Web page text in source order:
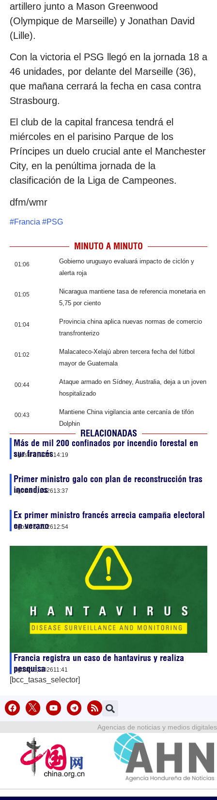
artillero junto a Mason Greenwood
(Olympique de Marseille) y Jonathan David
(Lille).
Con la victoria el PSG llegó en la jornada 18 a
46 unidades, por delante del Marseille (36),
que mañana cerrará la fecha en casa contra
Strasbourg.
El club de la capital francesa tendrá el
miércoles en el parisino Parque de los
Príncipes un duelo crucial ante el Manchester
City, en la penúltima jornada de la
clasificación de la Liga de Campeones.
dfm/wmr
#Francia #PSG
MINUTO A MINUTO
01:06
Gobierno uruguayo evaluará impacto de ciclón y
alerta roja
01:05
Nicaragua mantiene tasa de referencia monetaria en
5,75 por ciento
01:04
Provincia china aplica nuevas normas de comercio
transfronterizo
01:02
Malacateco-Xelajú abren tercera fecha del fútbol
mayor de Guatemala
00:44
Ataque armado en Sídney, Australia, deja a un joven
hospitalizado
00:43
Mantiene China vigilancia ante cercanía de tifón
Dolphin
RELACIONADAS
Más de mil 200 confinados por incendio forestal en
sur francés
agosto 6, 202614:19
Primer ministro galo con plan de reconstrucción tras
incendios
agosto 6, 202613:37
Ex primer ministro francés arrecia campaña electoral
en verano
agosto 6, 202612:54
Francia registra un caso de hantavirus y realiza
pesquisa
agosto 6, 202611:41
[bcc_tasas_selector]
Agencias de noticias y medios digitales